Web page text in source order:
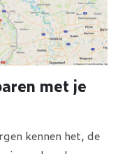
met je
kennen het, de